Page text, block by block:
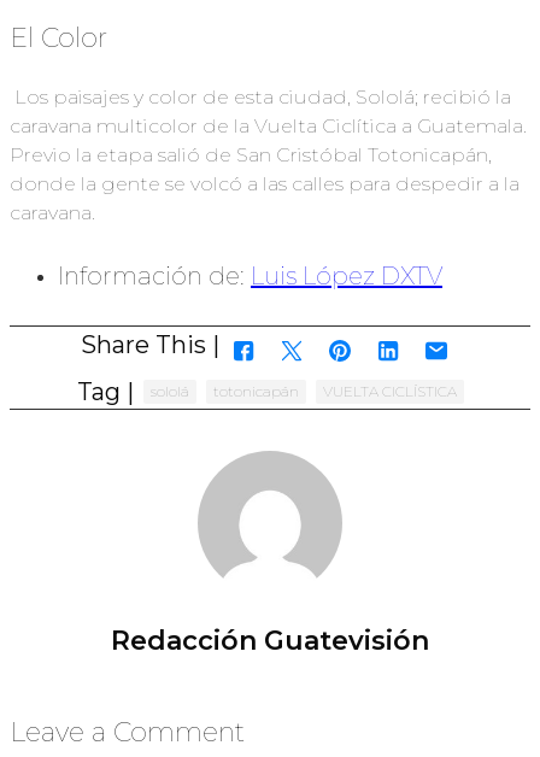
El Color
Los paisajes y color de esta ciudad, Sololá; recibió la
caravana multicolor de la Vuelta Ciclítica a Guatemala.
Previo la etapa salió de San Cristóbal Totonicapán,
donde la gente se volcó a las calles para despedir a la
caravana.
Información de: Luis López DXTV
Share This |
Tag |
sololá totonicapán VUELTA CICLÍSTICA
Redacción Guatevisión
Leave a Comment